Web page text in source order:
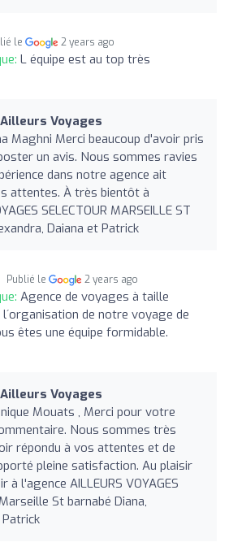
le 2 years ago
L équipe est au top très
Voyages
Maghni Merci beaucoup d'avoir pris
un avis. Nous sommes ravies
dans notre agence ait
attentes. À très bientôt à
SELECTOUR MARSEILLE ST
Daiana et Patrick
Publié le 2 years ago
Agence de voyages à taille
de notre voyage de
êtes une équipe formidable.
Voyages
Mouats , Merci pour votre
Nous sommes très
répondu à vos attentes et de
pleine satisfaction. Au plaisir
à l'agence AILLEURS VOYAGES
St barnabé Diana,